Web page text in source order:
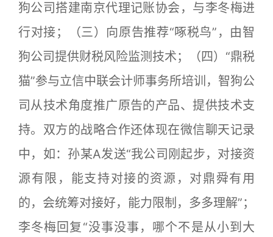
狗公司搭建南京代理记账协会，与李冬梅进
行对接；（三）向原告推荐“啄税鸟”，由智
狗公司提供财税风险监测技术；（四）“鼎税
猫”参与立信中联会计师事务所培训，智狗公
司从技术角度推广原告的产品、提供技术支
持。双方的战略合作还体现在微信聊天记录
中，如：孙某A发送“我公司刚起步，对接资
源有限，能支持对接的资源，对鼎舜有用
的，会统筹对接好，能力限制，多多理解”；
李冬梅回复“没事没事，哪个不是从小到大